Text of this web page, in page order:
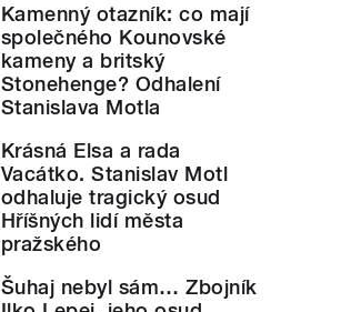
Kamenný otazník: co mají
společného Kounovské
kameny a britský
Stonehenge? Odhalení
Stanislava Motla
Krásná Elsa a rada
Vacátko. Stanislav Motl
odhaluje tragický osud
Hříšných lidí města
pražského
Šuhaj nebyl sám… Zbojník